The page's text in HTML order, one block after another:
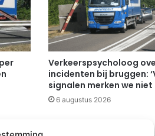
Verkeerspsycholoog
incidenten bij bruggen:
signalen merken we niet
6 augustus 2026